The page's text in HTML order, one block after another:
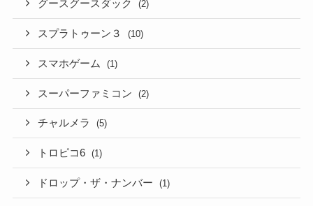
グースグースダック (2)
スプラトゥーン３ (10)
スマホゲーム (1)
スーパーファミコン (2)
チャルメラ (5)
トロピコ6 (1)
ドロップ・ザ・ナンバー (1)